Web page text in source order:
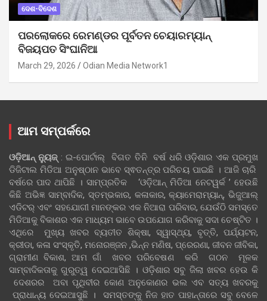
ଦେଶ-ବିଦେଶ
ପରଲୋକରେ ରେମଣ୍ଡର ପୂର୍ବତନ ଚେୟାରମ୍ୟାନ୍
ବିଜୟପତ ସିଂଘାନିଆ
March 29, 2026 Odian Media Network1
ଆମ ସମ୍ପର୍କରେ
ଓଡ଼ିଆନ୍‍ ନ୍ୟୁଜ୍‍: ଇ-ପୋର୍ଟାଲ୍ ବିଗତ ତିନି ବର୍ଷ ଧରି ଓଡ଼ିଶାର ଏକ ପ୍ରମୁଖ
ଡିଜିଟାଲ ମିଡିଆ ଅନୁଷ୍ଠାନ ଭାବେ ସ୍ଵତନ୍ତ୍ର ପରିଚୟ ପାଇଛି । ଆଜି ଚାରି
ବର୍ଷରେ ପାଦ ଥାପିଛି । ସାମ୍ପ୍ରତିକ ‘ଓଡ଼ିଆନ୍‍ ମିଡିଆ ନେଟୱର୍କ ’ ହେଉଛି
କିଛି ଅଭିଜ୍ଞ ସାମ୍ବାଦିକ, ସ୍ତମ୍ଭକାର, କଳାକାର, କ୍ୟାମେରାମ୍ୟାନ୍, ଭିଜୁଆଲ୍
ଏଡିଟର୍ ଏବଂ ସହଯୋଗୀ ମାନଙ୍କର ଏକ ନିଆରା ପରିବାର, ଯେଉଁଠି ସମସ୍ତେ
ମିଡିଆକୁ ବିକାଶର ଏକ ମାଧ୍ୟମ ଭାବେ ଉପଯୋଗ କରିବାକୁ ସଦା ଚେଷ୍ଟିତ ।
ଏଥିରେ ମୁଖ୍ୟ ଖବର ବ୍ୟତୀତ ଶିକ୍ଷା, ସ୍ୱାସ୍ଥ୍ୟ, ବୃତ୍ତି, ପର୍ଯ୍ୟଟନ,
କ୍ରୀଡା, କଳା ସଂସ୍କୃତି, ମନୋରଞ୍ଜନ ,ଭିନ୍ନ ମଣିଷ, ପ୍ରେରଣା, ଜୀବନ ଜୀବିକା,
ଗ୍ରାମୀଣ ବିକାଶ, ଆମ ଗାଁ ଖବର ପରିବେଷଣ କରି ଗଠନ ମୂଳକ
ସାମ୍ବାଦିକତାକୁ ଗୁରୁତ୍ୱ ଦେଇଆସିଛି । ଓଡ଼ିଶାର ସବୁ ଜିଲା ଖବର ହେଉ କି
ଦେଶରର ଅବା ପୃଥିବୀର କୋଣ ଅନୁକୋଣର ଭଲ ଏବ ସତ୍ୟ ଖବରକୁ
ପ୍ରାଧାନ୍ୟ ଦେଇଆସୁଛି । ସମସ୍ତଙ୍କୁ ନିଜ ହାତ ପାହାନ୍ତାରେ ସବୁ ବେଳେ